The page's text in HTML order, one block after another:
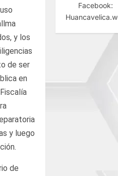
y los
de ser
en
y luego
de
Facebook: